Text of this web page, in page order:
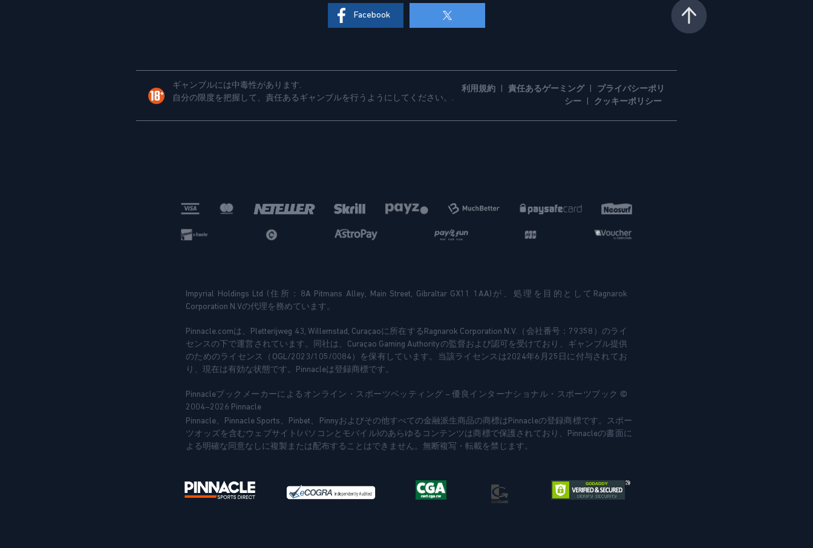
Facebook
ギャンブルには中毒性があります.
自分の限度を把握して、責任あるギャンブルを行うようにしてください。.
利用規約 責任あるゲーミング
プライバシーポリ
シー
クッキーポリシー
Impyrial Holdings Ltd (住所：8A Pitmans Alley, Main Street, Gibraltar GX11 1AA)が、処理を目的としてRagnarok
Corporation N.Vの代理を務めています。
Pinnacle.comは、Pletterijweg 43, Willemstad, Curaçaoに所在するRagnarok Corporation N.V.（会社番号：79358）のライ
センスの下で運営されています。同社は、Curaçao Gaming Authorityの監督および認可を受けており、ギャンブル提供
のためのライセンス（OGL/2023/105/0084）を保有しています。当該ライセンスは2024年6月25日に付与されてお
り、現在は有効な状態です。Pinnacleは登録商標です。
Pinnacleブックメーカーによるオンライン・スポーツベッティング – 優良インターナショナル・スポーツブック ©
2004–2026 Pinnacle
Pinnacle、Pinnacle Sports、Pinbet、Pinnyおよびその他すべての金融派生商品の商標はPinnacleの登録商標です。スポー
ツオッズを含むウェブサイト(パソコンとモバイル)のあらゆるコンテンツは商標で保護されており、Pinnacleの書面に
よる明確な同意なしに複製または配布することはできません。無断複写・転載を禁じます。